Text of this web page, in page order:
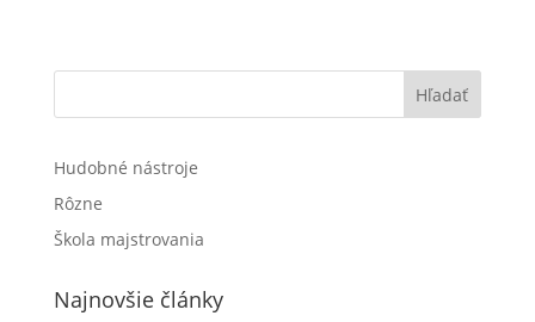
Hľadať
Hudobné nástroje
Rôzne
Škola majstrovania
Najnovšie články